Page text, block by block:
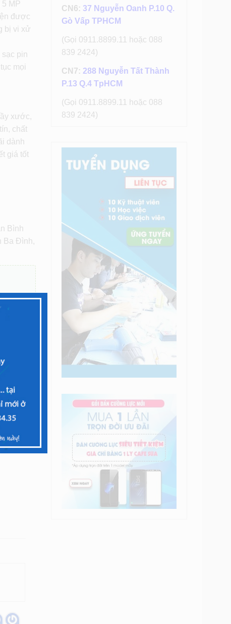
MP
được
bị vi xử
pin
mọi
xước,
chất
dành
giá tốt
Bình
Ba Đình,
CN6: 37 Nguyễn Oanh P.10 Q.
Gò Vấp TPHCM
(Gọi 0911.8899.11 hoặc 088
839 2424)
CN7: 288 Nguyễn Tất Thành
P.13 Q.4 TpHCM
(Gọi 0911.8899.11 hoặc 088
839 2424)